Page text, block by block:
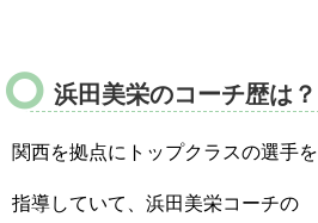
浜田美栄のコーチ歴は？
関西を拠点にトップクラスの選手を
指導していて、浜田美栄コーチの